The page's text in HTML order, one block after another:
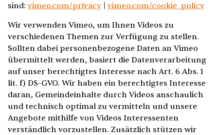
sind: vimeo.com/privacy | vimeo.com/cookie_policy
Wir verwenden Vimeo, um Ihnen Videos zu
verschiedenen Themen zur Verfügung zu stellen.
Sollten dabei personenbezogene Daten an Vimeo
übermittelt werden, basiert die Datenverarbeitung
auf unser berechtigtes Interesse nach Art. 6 Abs. 1
lit. f) DS-GVO. Wir haben ein berechtigtes Interesse
daran, Gemeindeinhalte durch Videos anschaulich
und technisch optimal zu vermitteln und unsere
Angebote mithilfe von Videos Interessenten
verständlich vorzustellen. Zusätzlich stützen wir